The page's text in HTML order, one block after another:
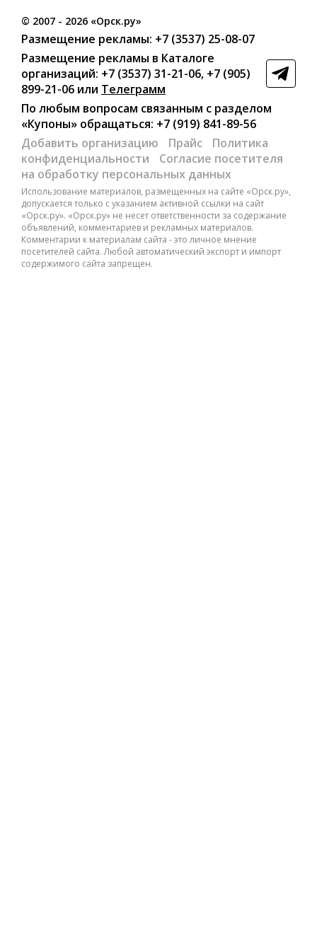
© 2007 - 2026 «Орск.ру»
Размещение рекламы: +7 (3537) 25-08-07
Размещение рекламы в Каталоге
организаций: +7 (3537) 31-21-06, +7 (905)
899-21-06 или Телеграмм
По любым вопросам связанным с разделом
«Купоны» обращаться: +7 (919) 841-89-56
Добавить организацию
Прайс
Политика
конфиденциальности
Согласие посетителя
на обработку персональных данных
Использование материалов, размещенных на сайте «Орск.ру»,
допускается только с указанием активной ссылки на сайт
«Орск.ру». «Орск.ру» не несет ответственности за содержание
объявлений, комментариев и рекламных материалов.
Комментарии к материалам сайта - это личное мнение
посетителей сайта. Любой автоматический экспорт и импорт
содержимого сайта запрещен.